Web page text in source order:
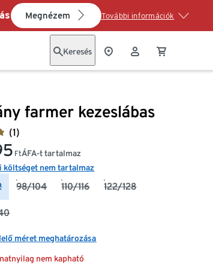
Megnézem További információk
Keresés
farmer kezeslábas
(1)
FtÁFA-t tartalmaz
költséget nem tartalmaz
98/104 110/116 122/128
méret meghatározása
nem kapható